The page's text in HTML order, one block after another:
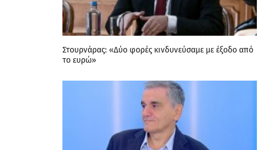
Στουρνάρας: «Δύο φορές κινδυνεύσαμε με έξοδο από
το ευρώ»